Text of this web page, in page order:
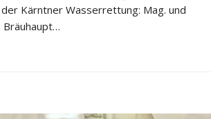
Kärntner Wasserrettung: Mag. und
Bräuhaupt…